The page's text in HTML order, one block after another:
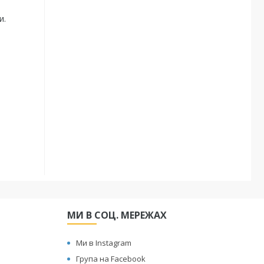
МИ В СОЦ. МЕРЕЖАХ
Ми в Instagram
Група на Facebook